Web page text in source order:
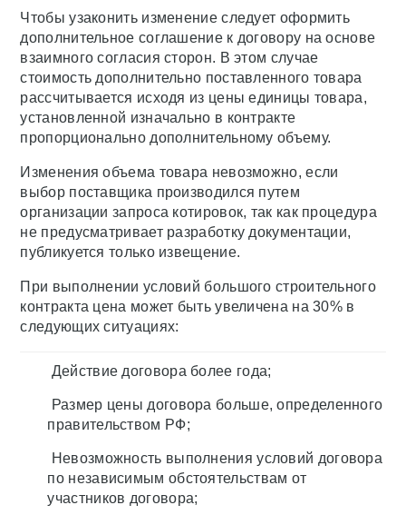
Чтобы узаконить изменение следует оформить
дополнительное соглашение к договору на основе
взаимного согласия сторон. В этом случае
стоимость дополнительно поставленного товара
рассчитывается исходя из цены единицы товара,
установленной изначально в контракте
пропорционально дополнительному объему.
Изменения объема товара невозможно, если
выбор поставщика производился путем
организации запроса котировок, так как процедура
не предусматривает разработку документации,
публикуется только извещение.
При выполнении условий большого строительного
контракта цена может быть увеличена на 30% в
следующих ситуациях:
Действие договора более года;
Размер цены договора больше, определенного
правительством РФ;
Невозможность выполнения условий договора
по независимым обстоятельствам от
участников договора;